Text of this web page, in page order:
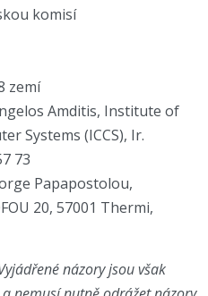
komisí
zemí
Amditis, Institute of
Systems (ICCS), Ir.
73
Papapostolou,
20, 57001 Thermi,
názory jsou však